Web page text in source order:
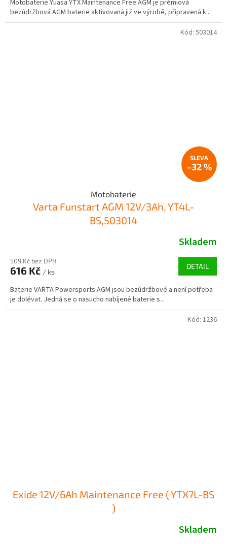
Motobaterie Yuasa YTX Maintenance Free AGM je prémiová
bezúdržbová AGM baterie aktivovaná již ve výrobě, připravená k...
–32 %
Motobaterie
Varta Funstart AGM 12V/3Ah, YT4L-
BS,503014
Skladem
509 Kč bez DPH
616 Kč / ks
DETAIL
Baterie VARTA Powersports AGM jsou bezúdržbové a není potřeba
je dolévat. Jedná se o nasucho nabíjené baterie s...
Kód: 503014
Exide 12V/6Ah Maintenance Free ( YTX7L-BS
)
Skladem
Kód: 1236